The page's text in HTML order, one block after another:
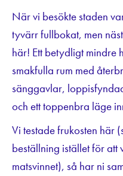
När vi besökte staden
tyvärr fullbokat, men
här! Ett betydligt mindre
smakfulla rum med
sänggavlar,
och ett toppenbra läge
Vi testade frukosten här
beställning istället för att
matsvinnet), så har ni